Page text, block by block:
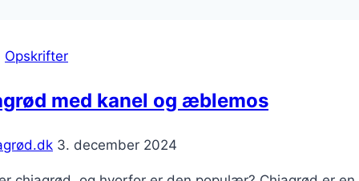
Opskrifter
med kanel og æblemos
3. december 2024